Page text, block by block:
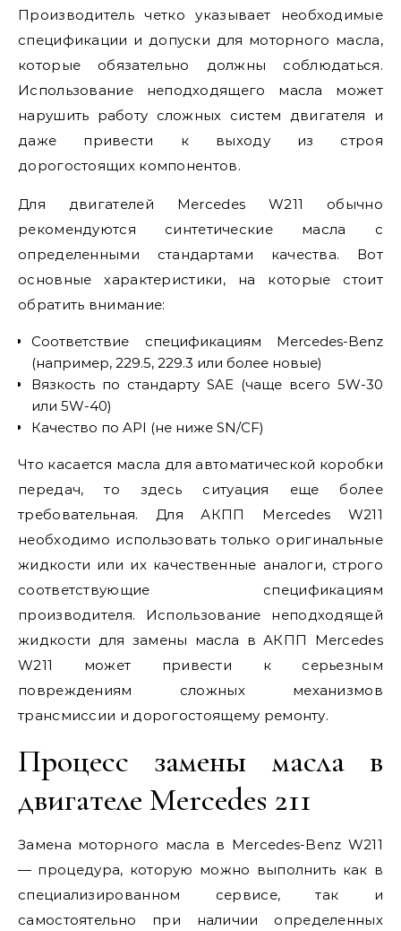
Производитель четко указывает необходимые
спецификации и допуски для моторного масла,
которые обязательно должны соблюдаться.
Использование неподходящего масла может
нарушить работу сложных систем двигателя и
даже привести к выходу из строя
дорогостоящих компонентов.
Для двигателей Mercedes W211 обычно
рекомендуются синтетические масла с
определенными стандартами качества. Вот
основные характеристики, на которые стоит
обратить внимание:
Соответствие спецификациям Mercedes-Benz
(например, 229.5, 229.3 или более новые)
Вязкость по стандарту SAE (чаще всего 5W-30
или 5W-40)
Качество по API (не ниже SN/CF)
Что касается масла для автоматической коробки
передач, то здесь ситуация еще более
требовательная. Для АКПП Mercedes W211
необходимо использовать только оригинальные
жидкости или их качественные аналоги, строго
соответствующие спецификациям
производителя. Использование неподходящей
жидкости для замены масла в АКПП Mercedes
W211 может привести к серьезным
повреждениям сложных механизмов
трансмиссии и дорогостоящему ремонту.
Процесс замены масла в
двигателе Mercedes 211
Замена моторного масла в Mercedes-Benz W211
— процедура, которую можно выполнить как в
специализированном сервисе, так и
самостоятельно при наличии определенных